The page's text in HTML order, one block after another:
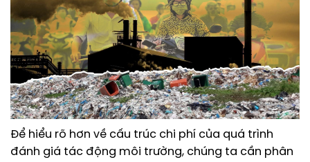
Để hiểu rõ hơn về cấu trúc chi phí của quá trình
đánh giá tác động môi trường, chúng ta cần phân